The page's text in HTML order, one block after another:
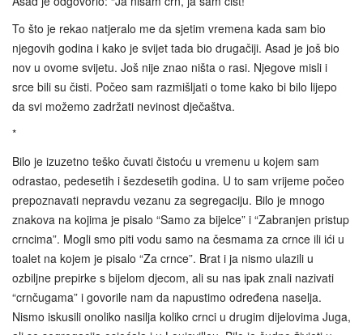
To što je rekao natjeralo me da sjetim vremena kada sam bio
njegovih godina i kako je svijet tada bio drugačiji. Asad je još bio
nov u ovome svijetu. Još nije znao ništa o rasi. Njegove misli i
srce bili su čisti. Počeo sam razmišljati o tome kako bi bilo lijepo
da svi možemo zadržati nevinost dječaštva.
*
Bilo je izuzetno teško čuvati čistoću u vremenu u kojem sam
odrastao, pedesetih i šezdesetih godina. U to sam vrijeme počeo
prepoznavati nepravdu vezanu za segregaciju. Bilo je mnogo
znakova na kojima je pisalo “Samo za bijelce” i “Zabranjen pristup
crncima”. Mogli smo piti vodu samo na česmama za crnce ili ići u
toalet na kojem je pisalo “Za crnce”. Brat i ja nismo ulazili u
ozbiljne prepirke s bijelom djecom, ali su nas ipak znali nazivati
“crnčugama” i govorile nam da napustimo određena naselja.
Nismo iskusili onoliko nasilja koliko crnci u drugim dijelovima Juga,